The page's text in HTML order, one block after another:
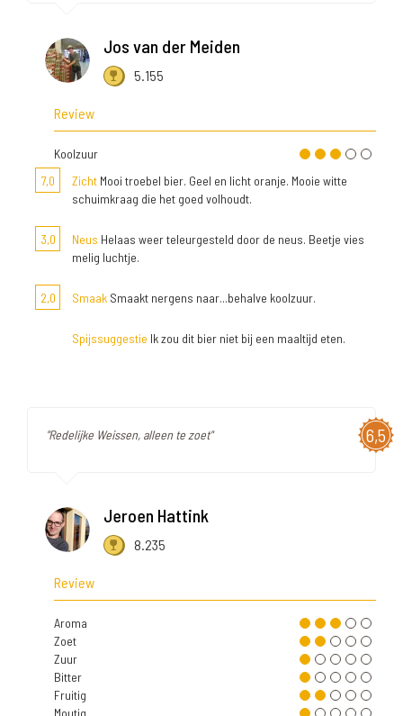
Jos van der Meiden
5.155
Review
Koolzuur
7,0
Zicht Mooi troebel bier. Geel en licht oranje. Mooie witte
schuimkraag die het goed volhoudt.
3,0 Neus Helaas weer teleurgesteld door de neus. Beetje vies
melig luchtje.
2,0 Smaak Smaakt nergens naar...behalve koolzuur.
Spijssuggestie Ik zou dit bier niet bij een maaltijd eten.
6,5
"Redelijke Weissen, alleen te zoet"
Jeroen Hattink
8.235
Review
Aroma
Zoet
Zuur
Bitter
Fruitig
Moutig